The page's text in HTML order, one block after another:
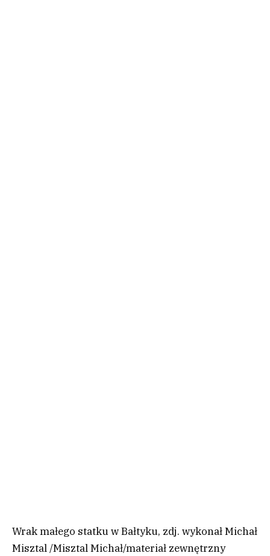
Wrak małego statku w Bałtyku, zdj. wykonał Michał
Misztal/Misztal Michał/materiał zewnętrzny